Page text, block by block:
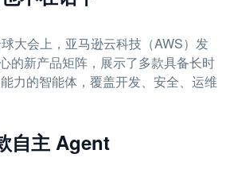
大会上，亚马逊云科技（AWS）发
的新产品矩阵，展示了多款具备长时
力的智能体，覆盖开发、安全、运维
自主 Agent